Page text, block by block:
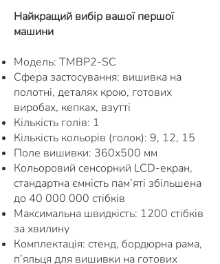
Найкращий вибір вашої першої
машини
Модель: TMBP2-SC
Сфера застосування: вишивка на
полотні, деталях крою, готових
виробах, кепках, взутті
Кількість голів: 1
Кількість кольорів (голок): 9, 12, 15
Поле вишивки: 360х500 мм
Кольоровий сенсорний LCD-екран,
стандартна ємність пам’яті збільшена
до 40 000 000 стібків
Максимальна швидкість: 1200 стібків
за хвилину
Комплектація: стенд, бордюрна рама,
п’яльця для вишивки на готових